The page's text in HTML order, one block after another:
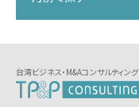
台湾ビジネス・M&Aコンサルティング